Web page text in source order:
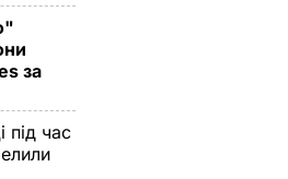
за
під час